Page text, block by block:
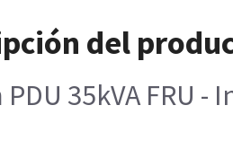
del
35kVA FRU -